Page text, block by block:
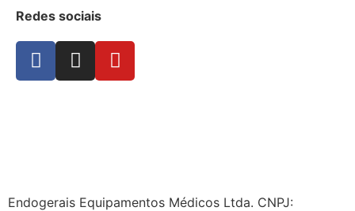
Redes sociais
Endogerais Equipamentos Médicos Ltda. CNPJ: